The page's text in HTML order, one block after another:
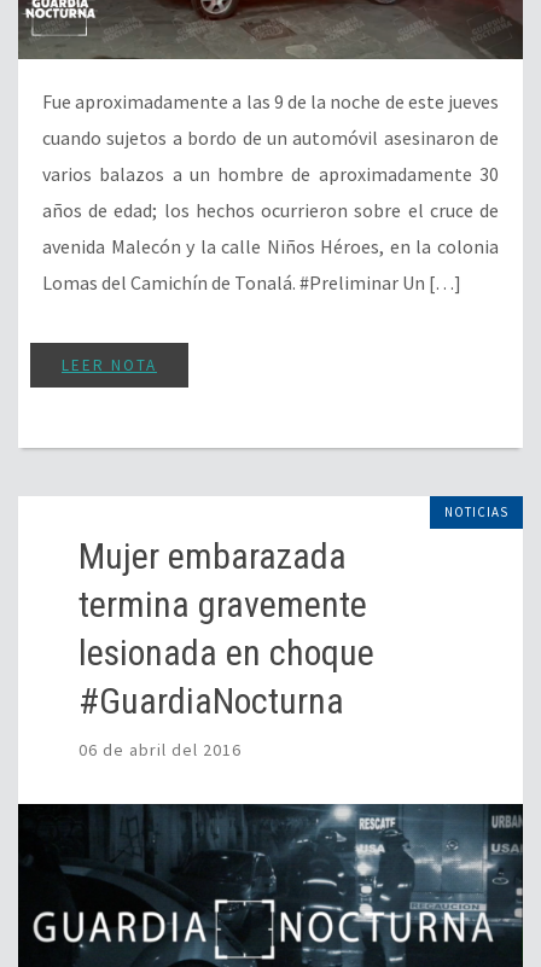
Fue aproximadamente a las 9 de la noche de este jueves
cuando sujetos a bordo de un automóvil asesinaron de
varios balazos a un hombre de aproximadamente 30
años de edad; los hechos ocurrieron sobre el cruce de
avenida Malecón y la calle Niños Héroes, en la colonia
Lomas del Camichín de Tonalá. #Preliminar Un […]
LEER NOTA
NOTICIAS
Mujer embarazada
termina gravemente
lesionada en choque
#GuardiaNocturna
06 de abril del 2016